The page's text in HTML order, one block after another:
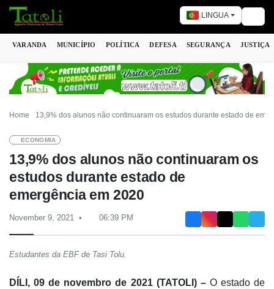
LINGUA
VARANDA MUNICÍPIO POLÍTICA DEFESA SEGURANÇA JUSTIÇA
Home 13,9% dos alunos não continuaram os estudos durante estado de
ECONOMIA
13,9% dos alunos não continuaram os
estudos durante estado de
emergência em 2020
November 9, 2021 06:39 PM
Estudantes da EBF de Tasi Tolu.
DÍLI, 09 de novembro de 2021 (TATOLI) –O estado de